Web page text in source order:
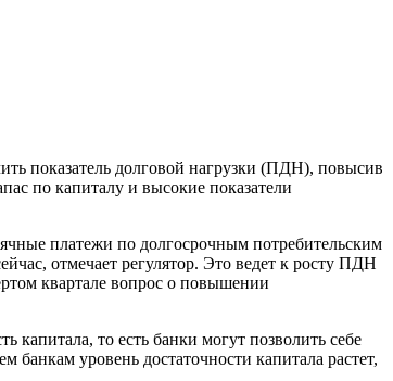
показатель долговой нагрузки (ПДН), повысив
по капиталу и высокие показатели
платежи по долгосрочным потребительским
отмечает регулятор. Это ведет к росту ПДН
квартале вопрос о повышении
капитала, то есть банки могут позволить себе
банкам уровень достаточности капитала растет,